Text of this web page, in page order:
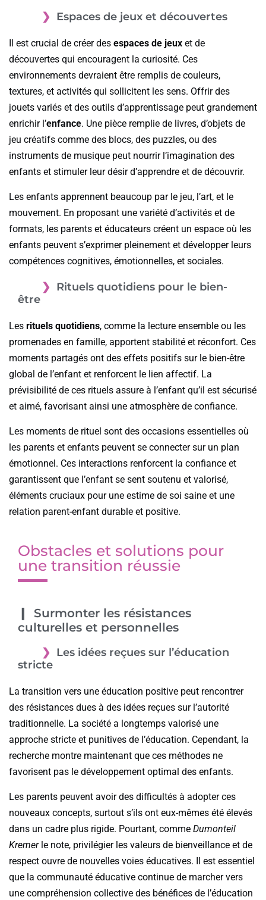
Espaces de jeux et découvertes
Il est crucial de créer des espaces de jeux et de
découvertes qui encouragent la curiosité. Ces
environnements devraient être remplis de couleurs,
textures, et activités qui sollicitent les sens. Offrir des
jouets variés et des outils d’apprentissage peut grandement
enrichir l’enfance. Une pièce remplie de livres, d’objets de
jeu créatifs comme des blocs, des puzzles, ou des
instruments de musique peut nourrir l’imagination des
enfants et stimuler leur désir d’apprendre et de découvrir.
Les enfants apprennent beaucoup par le jeu, l’art, et le
mouvement. En proposant une variété d’activités et de
formats, les parents et éducateurs créent un espace où les
enfants peuvent s’exprimer pleinement et développer leurs
compétences cognitives, émotionnelles, et sociales.
Rituels quotidiens pour le bien-
être
Les rituels quotidiens, comme la lecture ensemble ou les
promenades en famille, apportent stabilité et réconfort. Ces
moments partagés ont des effets positifs sur le bien-être
global de l’enfant et renforcent le lien affectif. La
prévisibilité de ces rituels assure à l’enfant qu’il est sécurisé
et aimé, favorisant ainsi une atmosphère de confiance.
Les moments de rituel sont des occasions essentielles où
les parents et enfants peuvent se connecter sur un plan
émotionnel. Ces interactions renforcent la confiance et
garantissent que l’enfant se sent soutenu et valorisé,
éléments cruciaux pour une estime de soi saine et une
relation parent-enfant durable et positive.
Obstacles et solutions pour
une transition réussie
Surmonter les résistances
culturelles et personnelles
Les idées reçues sur l’éducation
stricte
La transition vers une éducation positive peut rencontrer
des résistances dues à des idées reçues sur l’autorité
traditionnelle. La société a longtemps valorisé une
approche stricte et punitives de l’éducation. Cependant, la
recherche montre maintenant que ces méthodes ne
favorisent pas le développement optimal des enfants.
Les parents peuvent avoir des difficultés à adopter ces
nouveaux concepts, surtout s’ils ont eux-mêmes été élevés
dans un cadre plus rigide. Pourtant, comme Dumonteil
Kremerle note, privilégier les valeurs de bienveillance et de
respect ouvre de nouvelles voies éducatives. Il est essentiel
que la communauté éducative continue de marcher vers
une compréhension collective des bénéfices de l’éducation